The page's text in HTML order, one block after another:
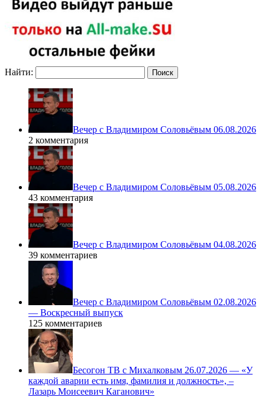
Найти:
Вечер с Владимиром Соловьёвым 06.08.2026
2 комментария
Вечер с Владимиром Соловьёвым 05.08.2026
43 комментария
Вечер с Владимиром Соловьёвым 04.08.2026
39 комментариев
Вечер с Владимиром Соловьёвым 02.08.2026
— Воскресный выпуск
125 комментариев
Бесогон ТВ с Михалковым 26.07.2026 — «У
каждой аварии есть имя, фамилия и должность», –
Лазарь Моисеевич Каганович»